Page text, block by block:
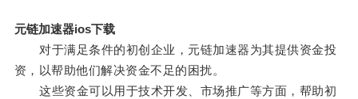
元链加速器ios下载
对于满足条件的初创企业，元链加速器为其提供资金投
资，以帮助他们解决资金不足的困扰。
这些资金可以用于技术开发、市场推广等方面，帮助初